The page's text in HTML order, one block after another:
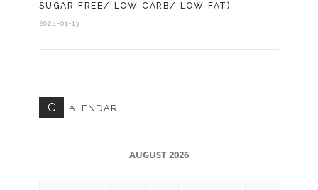
SUGAR FREE/ LOW CARB/ LOW FAT)
2024-01-13
C ALENDAR
AUGUST 2026